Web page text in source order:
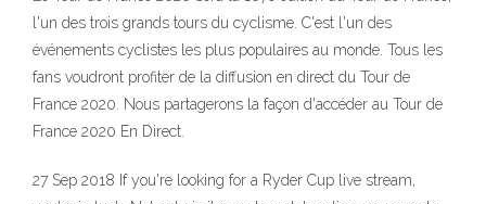
l'un des trois grands tours du cyclisme. C'est l'un des
événements cyclistes les plus populaires au monde. Tous les
fans voudront profiter de la diffusion en direct du Tour de
France 2020. Nous partagerons la façon d'accéder au Tour de
France 2020 En Direct.
27 Sep 2018 If you're looking for a Ryder Cup live stream,